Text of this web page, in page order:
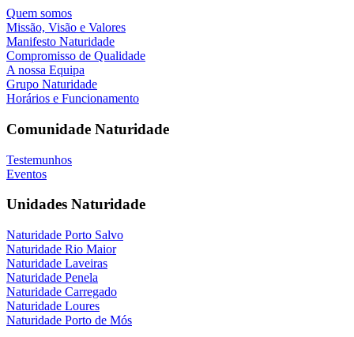
Quem somos
Missão, Visão e Valores
Manifesto Naturidade
Compromisso de Qualidade
A nossa Equipa
Grupo Naturidade
Horários e Funcionamento
Comunidade Naturidade
Testemunhos
Eventos
Unidades Naturidade
Naturidade Porto Salvo
Naturidade Rio Maior
Naturidade Laveiras
Naturidade Penela
Naturidade Carregado
Naturidade Loures
Naturidade Porto de Mós